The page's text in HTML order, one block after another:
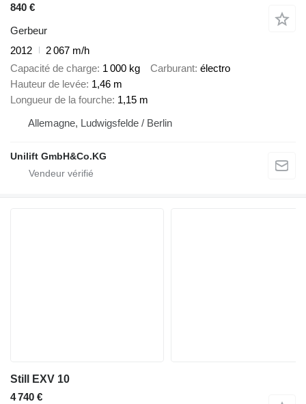
840 €
Gerbeur
2012
2 067 m/h
Capacité de charge 1 000 kg Carburant électro
Hauteur de levée 1,46 m
Longueur de la fourche 1,15 m
Allemagne, Ludwigsfelde / Berlin
Unilift GmbH&Co.KG
Still EXV 10
4 740 €